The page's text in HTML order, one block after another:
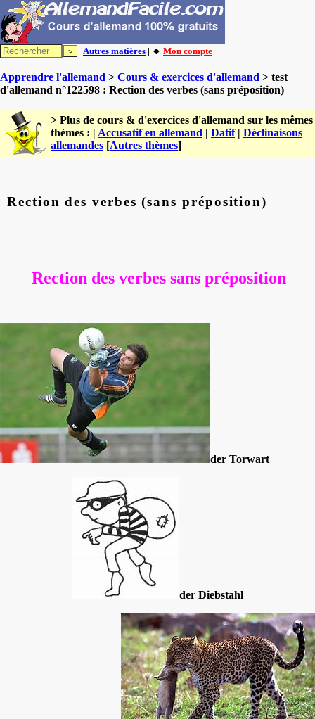
Autres matières | 🔸 Mon compte
Apprendre l'allemand > Cours & exercices d'allemand > test
d'allemand n°122598 : Rection des verbes (sans préposition)
> Plus de cours & d'exercices d'allemand sur les mêmes
thèmes : | Accusatif en allemand | Datif| Déclinaisons
allemandes [Autres thèmes]
Rection des verbes (sans préposition)
Rection des verbes sans préposition
der Torwart
der Diebstahl